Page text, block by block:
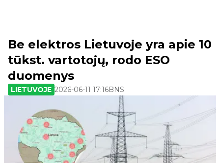
Be elektros Lietuvoje yra apie 10
tūkst. vartotojų, rodo ESO
duomenys
LIETUVOJE 2026-06-11 17:16BNS